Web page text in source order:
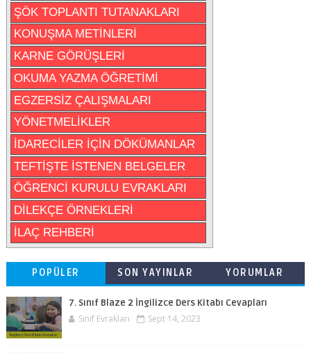
ŞÖK TOPLANTI TUTANAKLARI
KONUŞMA METİNLERİ
KARNE GÖRÜŞLERİ
OKUMA YAZMA ÖĞRETİMİ
EGZERSİZ ÇALIŞMALARI
YÖNETMELİKLER
İDARECİLER İÇİN DÖKÜMANLAR
TEFTİŞTE İSTENEN BELGELER
ÖĞRENCİ KURULU EVRAKLARI
DİLEKÇE ÖRNEKLERİ
İLAÇ REHBERİ
POPÜLER SON YAYINLAR YORUMLAR
7. Sınıf Blaze 2 İngilizce Ders Kitabı Cevapları
Sınıf Evrakları Sept 14, 2023